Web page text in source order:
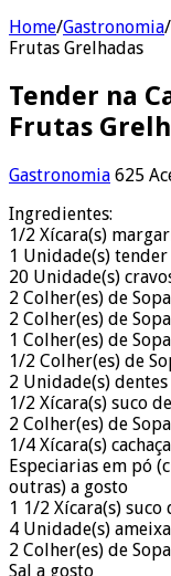
Home/Gastronomia/
Frutas Grelhadas
Tender na
Frutas
Gastronomia 625
Ingredientes:
1/2 Xícara(s)
1 Unidade(s)
20 Unidade(s)
2 Colher(es) de
2 Colher(es) de
1 Colher(es) de
1/2 Colher(es) de
2 Unidade(s)
1/2 Xícara(s) suco
2 Colher(es) de
1/4 Xícara(s) cachaça
Especiarias em pó
outras) a gosto
1 1/2 Xícara(s)
4 Unidade(s)
2 Colher(es) de
Sal a gosto